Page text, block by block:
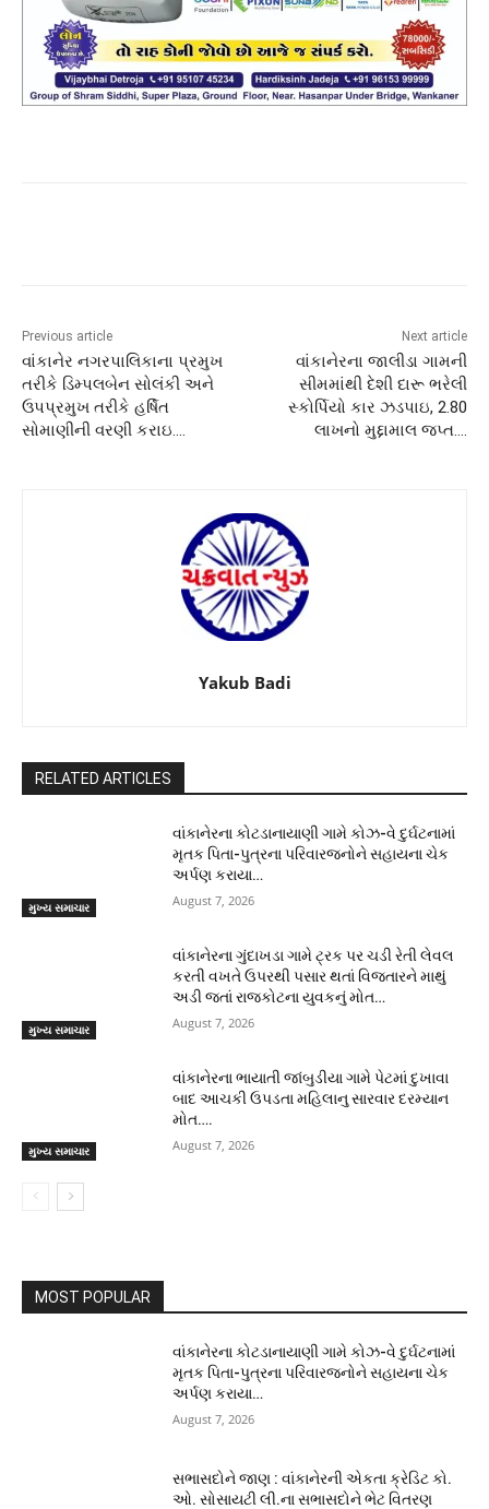
Previous article
વાંકાનેર નગરપાલિકાના પ્રમુખ
તરીકે ડિમ્પલબેન સોલંકી અને
ઉપપ્રમુખ તરીકે હર્ષિત
સોમાણીની વરણી કરાઇ…‌‌.
Next article
વાંકાનેરના જાલીડા ગામની
સીમમાંથી દેશી દારૂ ભરેલી
સ્કોર્પિયો કાર ઝડપાઇ, 2.80
લાખનો મુદ્દામાલ જપ્ત….
Yakub Badi
RELATED ARTICLES
મુખ્ય સમાચાર
વાંકાનેરના કોટડાનાયાણી ગામે કોઝ-વે દુર્ઘટનામાં
મૃતક પિતા-પુત્રના પરિવારજનોને સહાયના ચેક
અર્પણ કરાયા…
August 7, 2026
મુખ્ય સમાચાર
વાંકાનેરના ગુંદાખડા ગામે ટ્રક પર ચડી રેતી લેવલ
કરતી વખતે ઉપરથી પસાર થતાં વિજતારને માથું
અડી જતાં રાજકોટના યુવકનું મોત…
August 7, 2026
મુખ્ય સમાચાર
વાંકાનેરના ભાયાતી જાંબુડીયા ગામે પેટમાં દુખાવા
બાદ આચકી ઉપડતા મહિલાનુ સારવાર દરમ્યાન
મોત….
August 7, 2026
MOST POPULAR
વાંકાનેરના કોટડાનાયાણી ગામે કોઝ-વે દુર્ઘટનામાં
મૃતક પિતા-પુત્રના પરિવારજનોને સહાયના ચેક
અર્પણ કરાયા…
August 7, 2026
સભાસદોને જાણ : વાંકાનેરની એકતા ક્રેડિટ કો.
ઓ. સોસાયટી લી.ના સભાસદોને ભેટ વિતરણ